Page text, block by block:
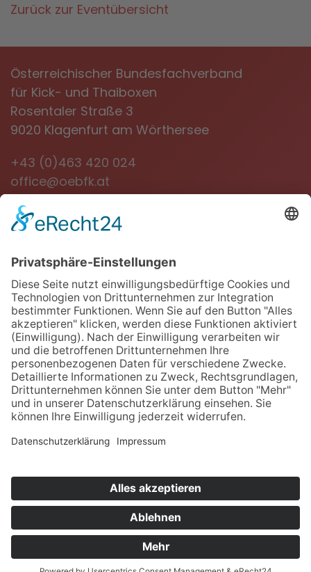
Zurück zur Eventübersicht
Österreichischer Bundesfachverband
für Kick- und Thaiboxen
Rosentaler Straße 3
9020 Klagenfurt am Wörthersee
+43 (0)463 420 024
office@oebfk.at
NEWSLETTER
Jetzt anmelden
Downloads
Links
Datenschutz
Impressum
Cookie-Einstellungen
Webdesign Herr Kaplan